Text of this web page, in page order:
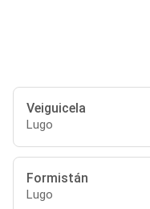
Veiguicela
Lugo
Formistán
Lugo